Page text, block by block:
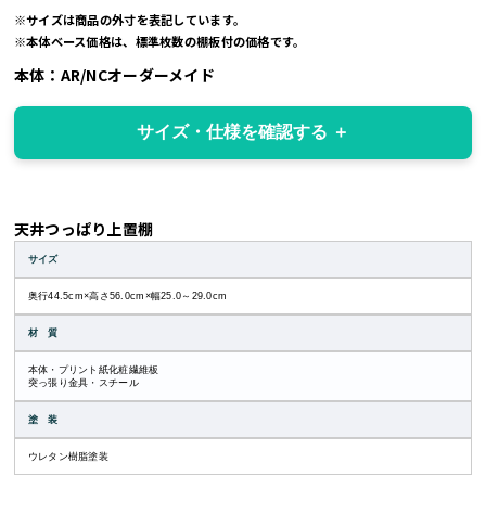
※サイズは商品の外寸を表記しています。
※本体ベース価格は、標準枚数の棚板付の価格です。
本体：AR/NCオーダーメイド
サイズ・仕様を確認する
天井つっぱり上置棚
サイズ
奥行44.5cm×高さ56.0cm×幅25.0～29.0cm
材 質
本体・プリント紙化粧繊維板
突っ張り金具・スチール
塗 装
ウレタン樹脂塗装